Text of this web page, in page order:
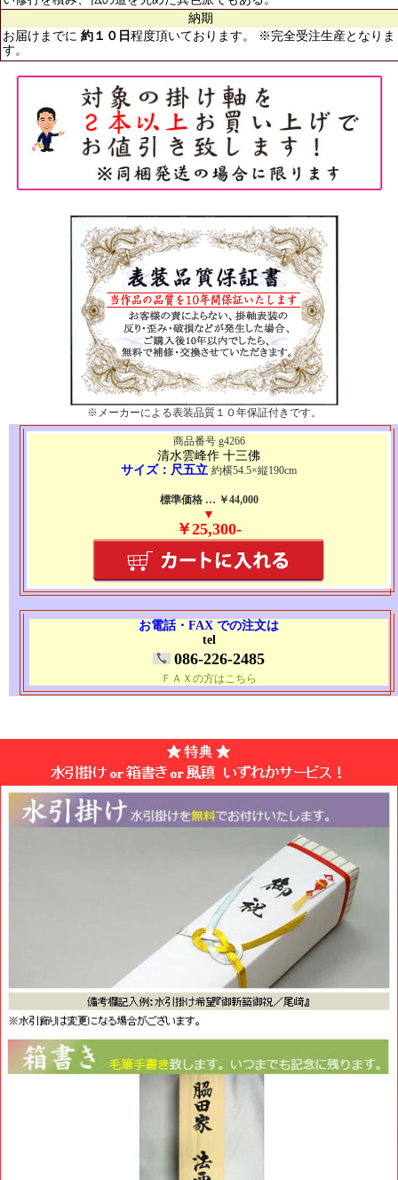
納期
お届けまでに 約１０日 程度頂いております。 ※完全受注生産となりま
す。
※メーカーによる表装品質１０年保証付きです。
商品番号 g4266
清水雲峰作 十三佛
サイズ：尺五立 約横54.5×縦190cm
標準価格 … ￥44,000
▼
￥25,300-
お電話・FAX での注文は
tel
086-226-2485
ＦＡＸの方はこちら